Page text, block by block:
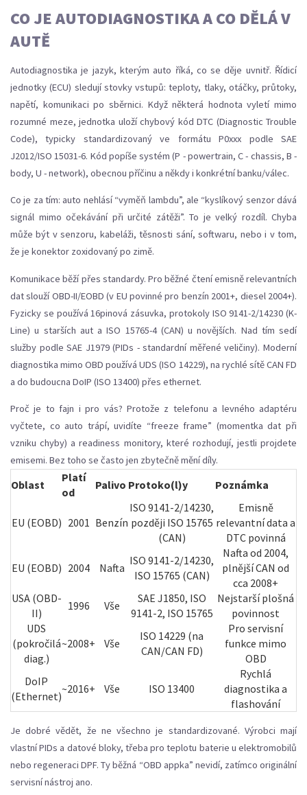
CO JE AUTODIAGNOSTIKA A CO DĚLÁ V
AUTĚ
Autodiagnostika je jazyk, kterým auto říká, co se děje uvnitř. Řídicí
jednotky (ECU) sledují stovky vstupů: teploty, tlaky, otáčky, průtoky,
napětí, komunikaci po sběrnici. Když některá hodnota vyletí mimo
rozumné meze, jednotka uloží chybový kód DTC (Diagnostic Trouble
Code), typicky standardizovaný ve formátu P0xxx podle SAE
J2012/ISO 15031-6. Kód popíše systém (P - powertrain, C - chassis, B -
body, U - network), obecnou příčinu a někdy i konkrétní banku/válec.
Co je za tím: auto nehlásí “vyměň lambdu”, ale “kyslíkový senzor dává
signál mimo očekávání při určité zátěži”. To je velký rozdíl. Chyba
může být v senzoru, kabeláži, těsnosti sání, softwaru, nebo i v tom,
že je konektor zoxidovaný po zimě.
Komunikace běží přes standardy. Pro běžné čtení emisně relevantních
dat slouží OBD-II/EOBD (v EU povinné pro benzín 2001+, diesel 2004+).
Fyzicky se používá 16pinová zásuvka, protokoly ISO 9141-2/14230 (K-
Line) u starších aut a ISO 15765-4 (CAN) u novějších. Nad tím sedí
služby podle SAE J1979 (PIDs - standardní měřené veličiny). Moderní
diagnostika mimo OBD používá UDS (ISO 14229), na rychlé sítě CAN FD
a do budoucna DoIP (ISO 13400) přes ethernet.
Proč je to fajn i pro vás? Protože z telefonu a levného adaptéru
vyčtete, co auto trápí, uvidíte “freeze frame” (momentka dat při
vzniku chyby) a readiness monitory, které rozhodují, jestli projdete
emisemi. Bez toho se často jen zbytečně mění díly.
Oblast
Platí
od
Palivo Protoko(l)y Poznámka
EU (EOBD) 2001 Benzín
ISO 9141-2/14230,
později ISO 15765
(CAN)
Emisně
relevantní data a
DTC povinná
EU (EOBD) 2004 Nafta
ISO 9141-2/14230,
ISO 15765 (CAN)
Nafta od 2004,
plnější CAN od
cca 2008+
USA (OBD-
II)
1996 Vše
SAE J1850, ISO
9141-2, ISO 15765
Nejstarší plošná
povinnost
UDS
(pokročilá
diag.)
~2008+ Vše
ISO 14229 (na
CAN/CAN FD)
Pro servisní
funkce mimo
OBD
DoIP
(Ethernet)
~2016+ Vše ISO 13400
Rychlá
diagnostika a
flashování
Je dobré vědět, že ne všechno je standardizované. Výrobci mají
vlastní PIDs a datové bloky, třeba pro teplotu baterie u elektromobilů
nebo regeneraci DPF. Ty běžná “OBD appka” nevidí, zatímco originální
servisní nástroj ano.